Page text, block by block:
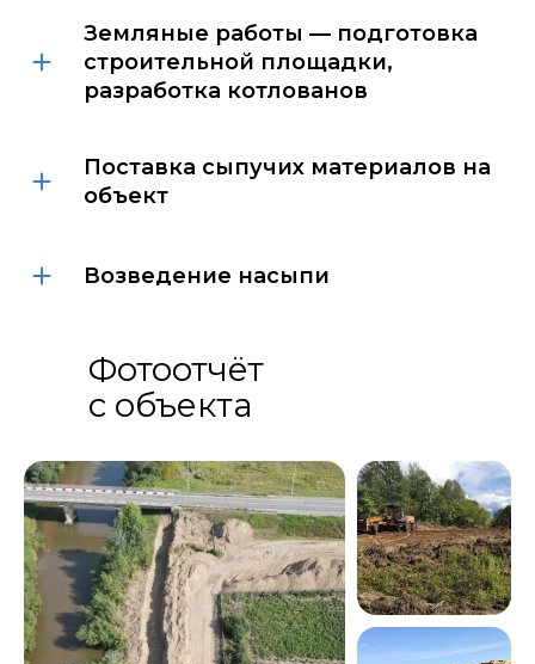
Земляные работы — подготовка
строительной площадки,
разработка котлованов
Поставка сыпучих материалов на
объект
Возведение насыпи
Фотоотчёт
с объекта